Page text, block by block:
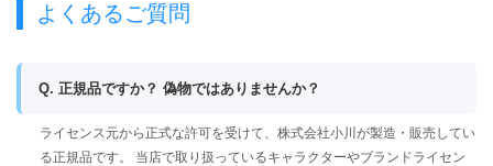
よくあるご質問
Q. 正規品ですか？ 偽物ではありませんか？
ライセンス元から正式な許可を受けて、株式会社小川が製造・販売してい
る正規品です。 当店で取り扱っているキャラクターやブランドライセン